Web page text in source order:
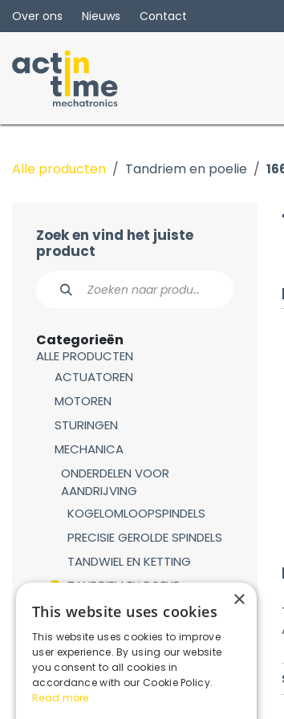
Overslaan naar inhoud
Over ons Nieuws Contact
Alle producten Tandriem en poelie
Zoek en vind het juiste
product
Categorieën
ALLE PRODUCTEN
ACTUATOREN
MOTOREN
STURINGEN
MECHANICA
ONDERDELEN VOOR
AANDRIJVING
KOGELOMLOOPSPINDELS
PRECISIE GEROLDE SPINDELS
TANDWIEL EN KETTING
TANDRIEM EN POELIE
TANDHEUGEL EN TANDWIEL
LINEAIRE GELEIDINGEN
GASVEREN
KOPPELINGEN
REDUCTIEKASTEN
×
This website uses cookies
This website uses cookies to improve
user experience. By using our website
you consent to all cookies in
accordance with our Cookie Policy.
Read more